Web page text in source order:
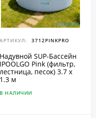
АРТИКУЛ: 3712PINKPRO
Надувной SUP-Бассейн
IPOOLGO Pink (фильтр,
лестница, песок) 3.7 x
1.3 м
В НАЛИЧИИ